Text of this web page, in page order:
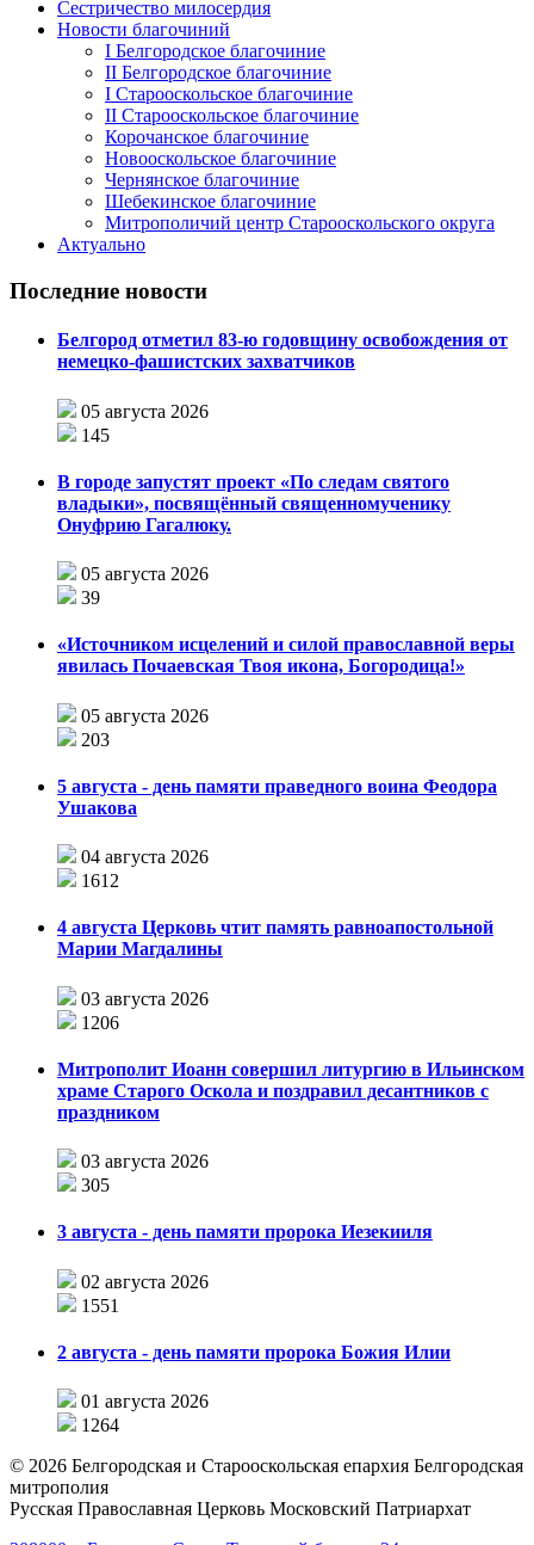
Сестричество милосердия
Новости благочиний
I Белгородское благочиние
II Белгородское благочиние
I Старооскольское благочиние
II Старооскольское благочиние
Корочанское благочиние
Новооскольское благочиние
Чернянское благочиние
Шебекинское благочиние
Митрополичий центр Старооскольского округа
Актуально
Последние новости
Белгород отметил 83-ю годовщину освобождения от
немецко-фашистских захватчиков
05 августа 2026
145
В городе запустят проект «По следам святого
владыки», посвящённый священномученику
Онуфрию Гагалюку.
05 августа 2026
39
«Источником исцелений и силой православной веры
явилась Почаевская Твоя икона, Богородица!»
05 августа 2026
203
5 августа - день памяти праведного воина Феодора
Ушакова
04 августа 2026
1612
4 августа Церковь чтит память равноапостольной
Марии Магдалины
03 августа 2026
1206
Митрополит Иоанн совершил литургию в Ильинском
храме Старого Оскола и поздравил десантников с
праздником
03 августа 2026
305
3 августа - день памяти пророка Иезекииля
02 августа 2026
1551
2 августа - день памяти пророка Божия Илии
01 августа 2026
1264
© 2026 Белгородская и Старооскольская епархия Белгородская
митрополия
Русская Православная Церковь Московский Патриархат